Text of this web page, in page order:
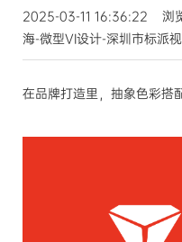
2025-03-11 16:36:22 浏
海-微型VI设计-深圳市标派
在品牌打造里，抽象色彩搭